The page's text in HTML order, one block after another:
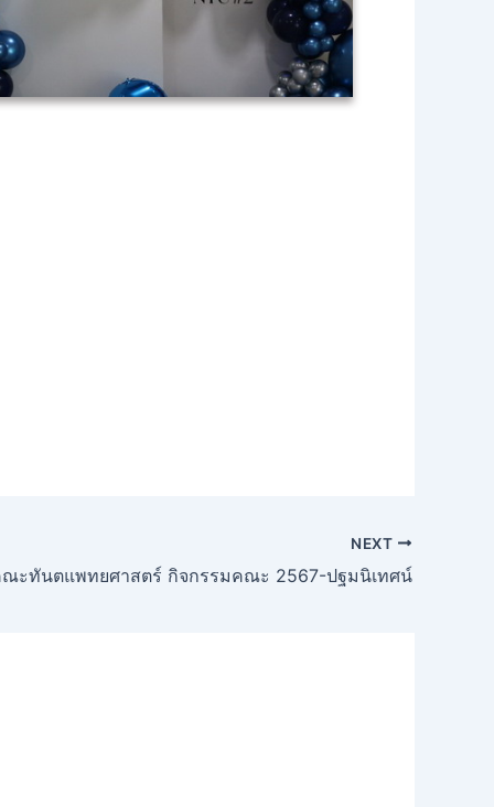
NEXT
ะทันตแพทยศาสตร์ กิจกรรมคณะ 2567-ปฐมนิเทศน์